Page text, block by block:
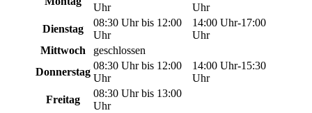
Uhr
Uhr
Dienstag
08:30 Uhr bis 12:00
Uhr
14:00 Uhr-17:00
Uhr
Mittwoch
geschlossen
Donnerstag
08:30 Uhr bis 12:00
Uhr
14:00 Uhr-15:30
Uhr
Freitag
08:30 Uhr bis 13:00
Uhr